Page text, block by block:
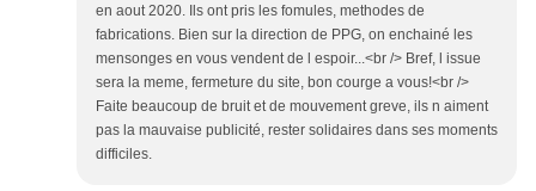
en aout 2020. Ils ont pris les fomules, methodes de
fabrications. Bien sur la direction de PPG, on enchainé les
mensonges en vous vendent de l espoir...<br /> Bref, l issue
sera la meme, fermeture du site, bon courge a vous!<br />
Faite beaucoup de bruit et de mouvement greve, ils n aiment
pas la mauvaise publicité, rester solidaires dans ses moments
difficiles.